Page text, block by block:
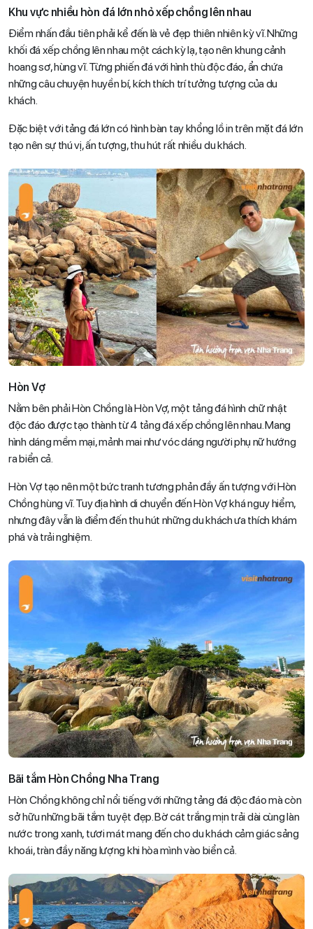
Khu vực nhiều hòn đá lớn nhỏ xếp chồng lên nhau
Điểm nhấn đầu tiên phải kể đến là vẻ đẹp thiên nhiên kỳ vĩ. Những
khối đá xếp chồng lên nhau một cách kỳ lạ, tạo nên khung cảnh
hoang sơ, hùng vĩ. Từng phiến đá với hình thù độc đáo, ẩn chứa
những câu chuyện huyền bí, kích thích trí tưởng tượng của du
khách.
Đặc biệt với tảng đá lớn có hình bàn tay khổng lồ in trên mặt đá lớn
tạo nên sự thú vị, ấn tượng, thu hút rất nhiều du khách.
Hòn Vợ
Nằm bên phải Hòn Chồng là Hòn Vợ, một tảng đá hình chữ nhật
độc đáo được tạo thành từ 4 tảng đá xếp chồng lên nhau. Mang
hình dáng mềm mại, mảnh mai như vóc dáng người phụ nữ hướng
ra biển cả.
Hòn Vợ tạo nên một bức tranh tương phản đầy ấn tượng với Hòn
Chồng hùng vĩ. Tuy địa hình di chuyển đến Hòn Vợ khá nguy hiểm,
nhưng đây vẫn là điểm đến thu hút những du khách ưa thích khám
phá và trải nghiệm.
Bãi tắm Hòn Chồng Nha Trang
Hòn Chồng không chỉ nổi tiếng với những tảng đá độc đáo mà còn
sở hữu những bãi tắm tuyệt đẹp. Bờ cát trắng mịn trải dài cùng làn
nước trong xanh, tươi mát mang đến cho du khách cảm giác sảng
khoái, tràn đầy năng lượng khi hòa mình vào biển cả.